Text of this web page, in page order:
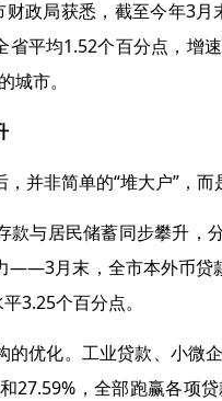
局获悉，截至今年3月
省平均1.52个百分点，增
城市。
非简单的“堆大户”，而
与居民储蓄同步攀升，
——3月末，全市本外币贷
3.25个百分点。
优化。工业贷款、小微
27.59%，全部跑赢各项